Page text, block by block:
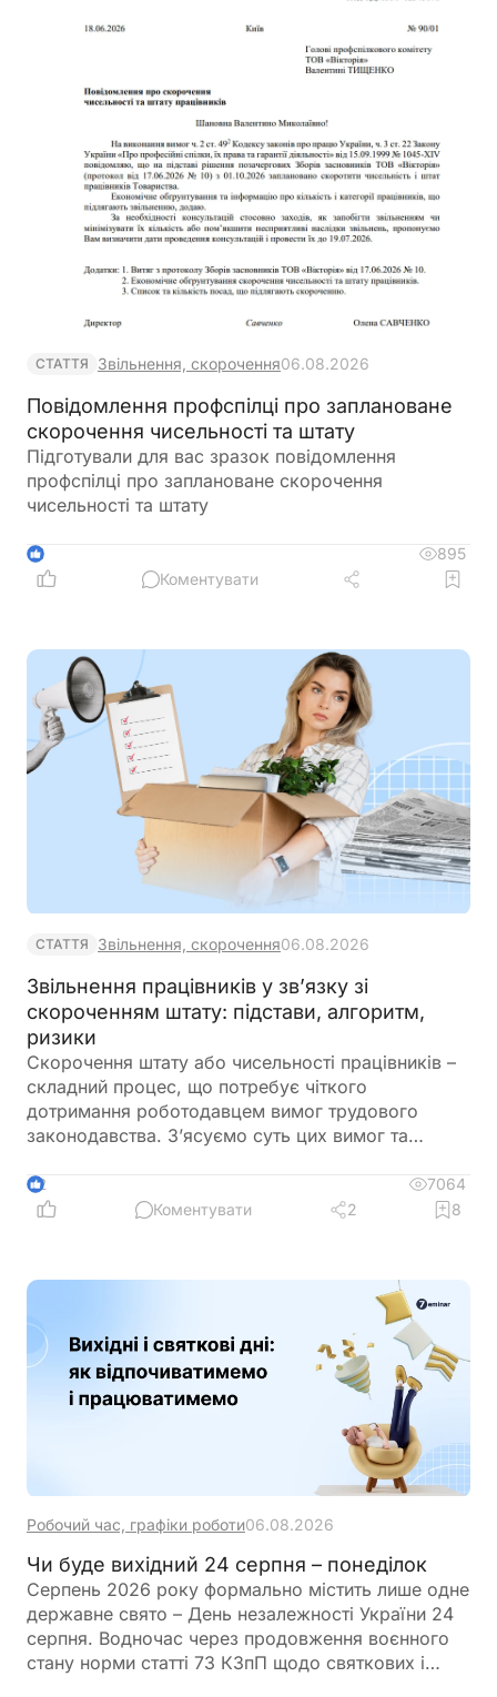
СТАТТЯ Звільнення, скорочення06.08.2026
Повідомлення профспілці про заплановане
скорочення чисельності та штату
Підготували для вас зразок повідомлення
профспілці про заплановане скорочення
чисельності та штату
1
895
Коментувати
СТАТТЯ Звільнення, скорочення06.08.2026
Звільнення працівників у зв’язку зі
скороченням штату: підстави, алгоритм,
ризики
Скорочення штату або чисельності працівників –
складний процес, що потребує чіткого
дотримання роботодавцем вимог трудового
законодавства. З’ясуємо суть цих вимог та
роботодавця у разі звільнення працівників під час
процедури скорочення штату або чисельності
2
7064
Коментувати
2 8
Робочий час, графіки роботи06.08.2026
Чи буде вихідний 24 серпня – понеділок
Серпень 2026 року формально містить лише одне
державне свято – День незалежності України 24
серпня. Водночас через продовження воєнного
стану норми статті 73 КЗпП щодо святкових і